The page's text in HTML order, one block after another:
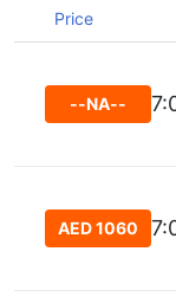
Price
--NA--
AED 1060